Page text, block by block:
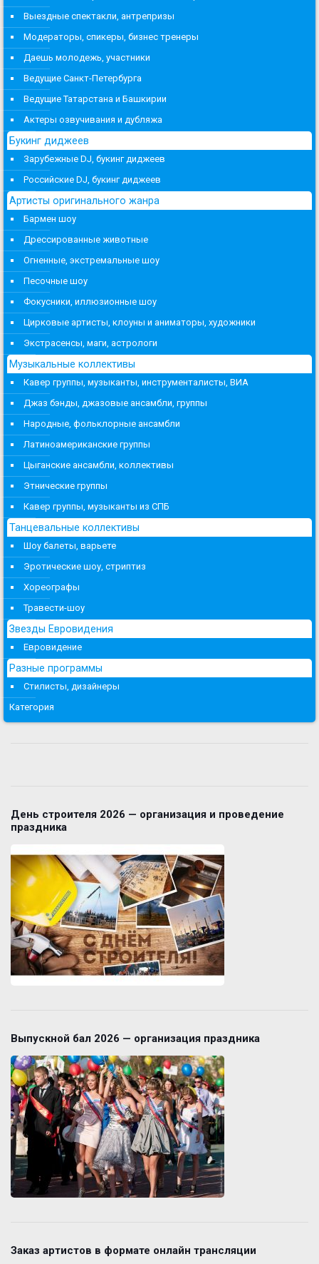
Выездные спектакли, антрепризы
Модераторы, спикеры, бизнес тренеры
Даешь молодежь, участники
Ведущие Санкт-Петербурга
Ведущие Татарстана и Башкирии
Актеры озвучивания и дубляжа
Букинг диджеев
Зарубежные DJ, букинг диджеев
Российские DJ, букинг диджеев
Артисты оригинального жанра
Бармен шоу
Дрессированные животные
Огненные, экстремальные шоу
Песочные шоу
Фокусники, иллюзионные шоу
Цирковые артисты, клоуны и аниматоры, художники
Экстрасенсы, маги, астрологи
Музыкальные коллективы
Кавер группы, музыканты, инструменталисты, ВИА
Джаз бэнды, джазовые ансамбли, группы
Народные, фольклорные ансамбли
Латиноамериканские группы
Цыганские ансамбли, коллективы
Этнические группы
Кавер группы, музыканты из СПБ
Танцевальные коллективы
Шоу балеты, варьете
Эротические шоу, стриптиз
Хореографы
Травести-шоу
Звезды Евровидения
Евровидение
Разные программы
Стилисты, дизайнеры
Категория
День строителя 2026 — организация и проведение
праздника
Выпускной бал 2026 — организация праздника
Заказ артистов в формате онлайн трансляции